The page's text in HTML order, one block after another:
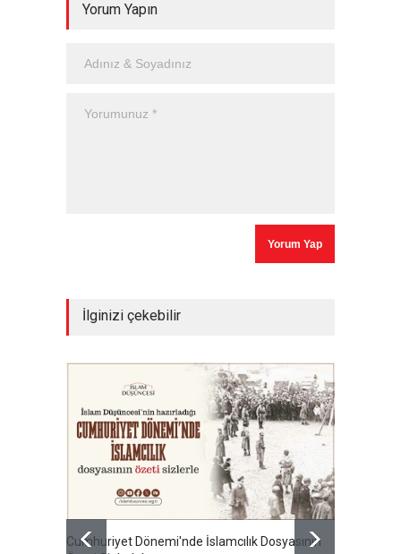
Yorum Yapın
İlginizi çekebilir
Cumhuriyet Dönemi'nde İslamcılık Dosyasının